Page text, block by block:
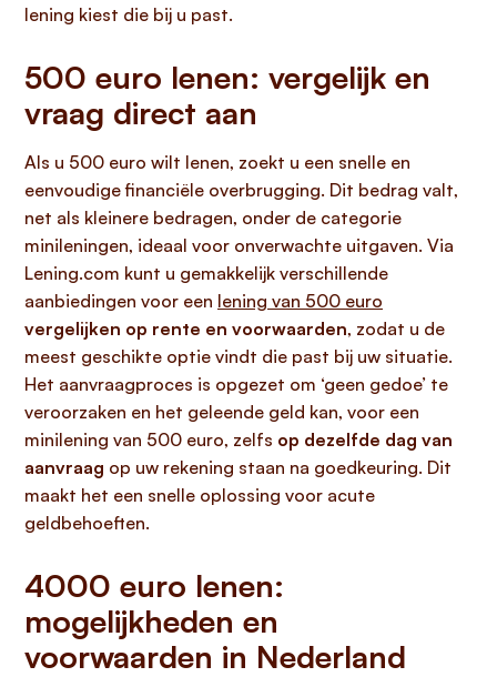
lening kiest die bij u past.
500 euro lenen: vergelijk en
vraag direct aan
Als u 500 euro wilt lenen, zoekt u een snelle en
eenvoudige financiële overbrugging. Dit bedrag valt,
net als kleinere bedragen, onder de categorie
minileningen, ideaal voor onverwachte uitgaven. Via
Lening.com kunt u gemakkelijk verschillende
aanbiedingen voor een lening van 500 euro
vergelijken op rente en voorwaarden, zodat u de
meest geschikte optie vindt die past bij uw situatie.
Het aanvraagproces is opgezet om ‘geen gedoe’ te
veroorzaken en het geleende geld kan, voor een
minilening van 500 euro, zelfs op dezelfde dag van
aanvraag op uw rekening staan na goedkeuring. Dit
maakt het een snelle oplossing voor acute
geldbehoeften.
4000 euro lenen:
mogelijkheden en
voorwaarden in Nederland